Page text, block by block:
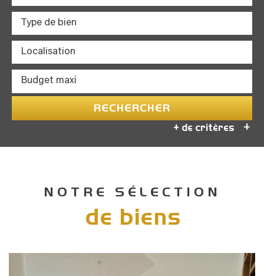
RECHERCHER
+ de critères +
NOTRE SÉLECTION
de biens